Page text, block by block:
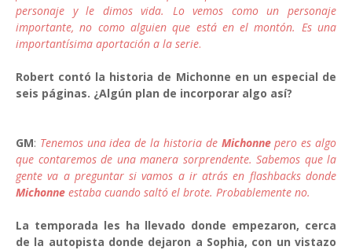
personaje y le dimos vida. Lo vemos como un personaje
importante, no como alguien que está en el montón. Es una
importantísima aportación a la serie.
Robert contó la historia de Michonne en un especial de
seis páginas. ¿Algún plan de incorporar algo así?
GM: Tenemos una idea de la historia de Michonnepero es algo
que contaremos de una manera sorprendente. Sabemos que la
gente va a preguntar si vamos a ir atrás en flashbacks donde
Michonne estaba cuando saltó el brote. Probablemente no.
La temporada les ha llevado donde empezaron, cerca
de la autopista donde dejaron a Sophia, con un vistazo